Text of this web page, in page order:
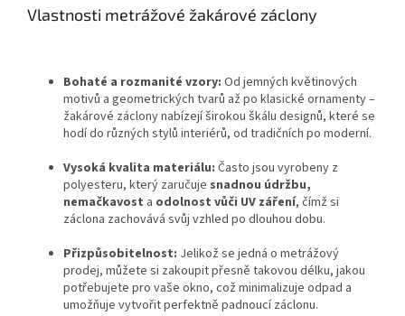
Vlastnosti metrážové žakárové záclony
Bohaté a rozmanité vzory: Od jemných květinových
motivů a geometrických tvarů až po klasické ornamenty –
žakárové záclony nabízejí širokou škálu designů, které se
hodí do různých stylů interiérů, od tradičních po moderní.
Vysoká kvalita materiálu: Často jsou vyrobeny z
polyesteru, který zaručuje snadnou údržbu,
nemačkavost a odolnost vůči UV záření, čímž si
záclona zachovává svůj vzhled po dlouhou dobu.
Přizpůsobitelnost: Jelikož se jedná o metrážový
prodej, můžete si zakoupit přesně takovou délku, jakou
potřebujete pro vaše okno, což minimalizuje odpad a
umožňuje vytvořit perfektně padnoucí záclonu.